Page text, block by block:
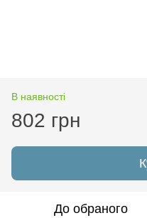
В наявності
802 грн
До обраного